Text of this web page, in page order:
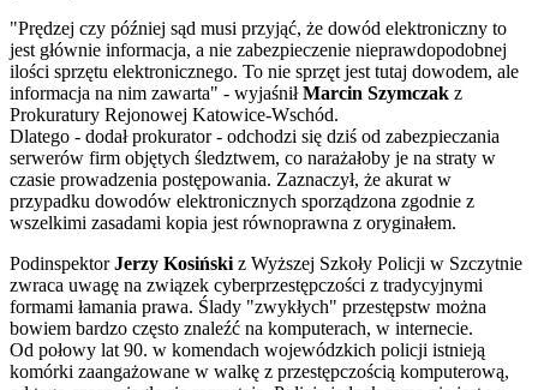
"Prędzej czy później sąd musi przyjąć, że dowód elektroniczny to
jest głównie informacja, a nie zabezpieczenie nieprawdopodobnej
ilości sprzętu elektronicznego. To nie sprzęt jest tutaj dowodem, ale
informacja na nim zawarta" - wyjaśniłMarcin Szymczak z
Prokuratury Rejonowej Katowice-Wschód.
Dlatego - dodał prokurator - odchodzi się dziś od zabezpieczania
serwerów firm objętych śledztwem, co narażałoby je na straty w
czasie prowadzenia postępowania. Zaznaczył, że akurat w
przypadku dowodów elektronicznych sporządzona zgodnie z
wszelkimi zasadami kopia jest równoprawna z oryginałem.
PodinspektorJerzy Kosińskiz Wyższej Szkoły Policji w Szczytnie
zwraca uwagę na związek cyberprzestępczości z tradycyjnymi
formami łamania prawa. Ślady "zwykłych" przestępstw można
bowiem bardzo często znaleźć na komputerach, w internecie.
Od połowy lat 90. w komendach wojewódzkich policji istnieją
komórki zaangażowane w walkę z przestępczością komputerową,